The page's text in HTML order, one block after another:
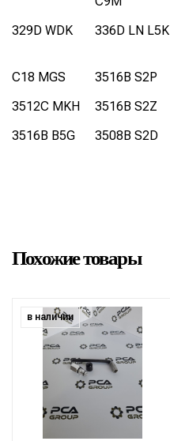
329D WDK
336D LN L5K
C18 MGS 3516B S2P
3512C MKH
3516B S2Z
3516B B5G
3508B S2D
Похожие товары
в наличии